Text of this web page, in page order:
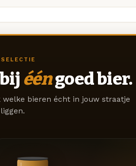
SELECTIE
ééngoed bier.
welke bieren écht in jouw straatje
liggen.